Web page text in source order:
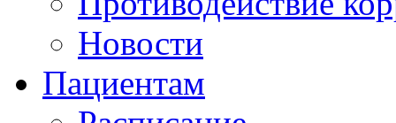
Новости
Пациентам